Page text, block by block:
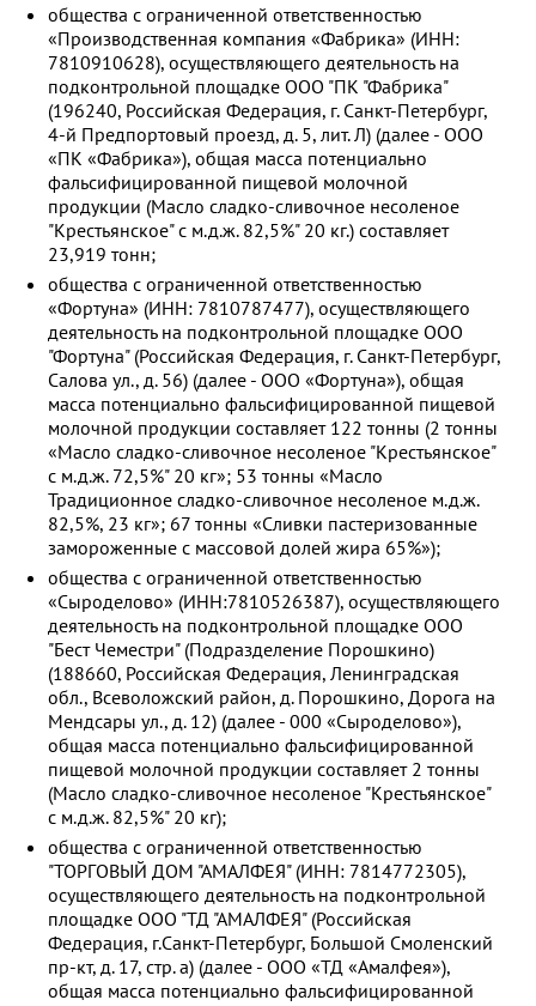
общества с ограниченной ответственностью
«Производственная компания «Фабрика» (ИНН:
7810910628), осуществляющего деятельность на
подконтрольной площадке ООО "ПК "Фабрика"
(196240, Российская Федерация, г. Санкт-Петербург,
4-й Предпортовый проезд, д. 5, лит. Л) (далее - ООО
«ПК «Фабрика»), общая масса потенциально
фальсифицированной пищевой молочной
продукции (Масло сладко-сливочное несоленое
"Крестьянское" с м.д.ж. 82,5%" 20 кг.) составляет
23,919 тонн;
общества с ограниченной ответственностью
«Фортуна» (ИНН: 7810787477), осуществляющего
деятельность на подконтрольной площадке ООО
"Фортуна" (Российская Федерация, г. Санкт-Петербург,
Салова ул., д. 56) (далее - ООО «Фортуна»), общая
масса потенциально фальсифицированной пищевой
молочной продукции составляет 122 тонны (2 тонны
«Масло сладко-сливочное несоленое "Крестьянское"
с м.д.ж. 72,5%" 20 кг»; 53 тонны «Масло
Традиционное сладко-сливочное несоленое м.д.ж.
82,5%, 23 кг»; 67 тонны «Сливки пастеризованные
замороженные с массовой долей жира 65%»);
общества с ограниченной ответственностью
«Сыроделово» (ИНН:7810526387), осуществляющего
деятельность на подконтрольной площадке ООО
"Бест Чеместри" (Подразделение Порошкино)
(188660, Российская Федерация, Ленинградская
обл., Всеволожский район, д. Порошкино, Дорога на
Мендсары ул., д. 12) (далее - 000 «Сыроделово»),
общая масса потенциально фальсифицированной
пищевой молочной продукции составляет 2 тонны
(Масло сладко-сливочное несоленое "Крестьянское"
с м.д.ж. 82,5%" 20 кг);
общества с ограниченной ответственностью
"ТОРГОВЫЙ ДОМ "АМАЛФЕЯ" (ИНН: 7814772305),
осуществляющего деятельность на подконтрольной
площадке ООО "ТД "АМАЛФЕЯ" (Российская
Федерация, г.Санкт-Петербург, Большой Смоленский
пр-кт, д. 17, стр. а) (далее - ООО «ТД «Амалфея»),
общая масса потенциально фальсифицированной